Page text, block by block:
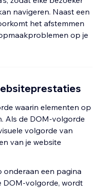
navigeren. Naast een
het afstemmen
op je
waarin elementen op
Als de DOM-volgorde
volgorde van
van je website
een pagina
DOM-volgorde, wordt